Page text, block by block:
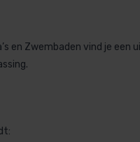
en Zwembaden vind je een